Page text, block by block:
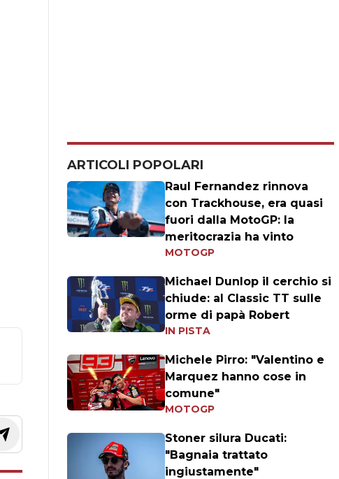
ARTICOLI POPOLARI
Raul Fernandez rinnova
con Trackhouse, era quasi
fuori dalla MotoGP: la
meritocrazia ha vinto
MOTOGP
Michael Dunlop il cerchio si
chiude: al Classic TT sulle
orme di papà Robert
IN PISTA
Michele Pirro: "Valentino e
Marquez hanno cose in
comune"
MOTOGP
Stoner silura Ducati:
"Bagnaia trattato
ingiustamente"